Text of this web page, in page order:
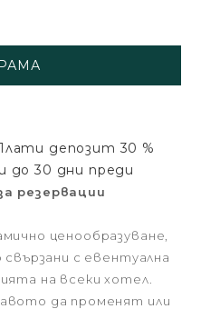
депозит 30 %
до 30 дни преди
резервации
ценообразуване,
с евентуална
на всеки хотел.
да променят или